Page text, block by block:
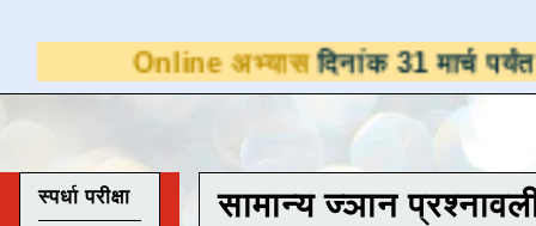
अभ्यासदिनांक 31 मार्च पर्यंत
सामान्य ज्ञान
स्पर्धा परीक्षा